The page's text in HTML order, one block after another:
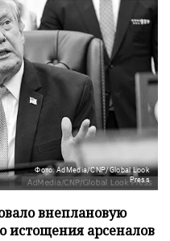
Фото: AdMedia/CNP/Global Look
Press
внеплановую
истощения арсеналов